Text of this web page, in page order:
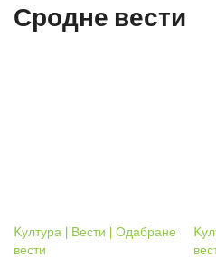
Сродне вести
Kултура | Вести | Одабране
вести